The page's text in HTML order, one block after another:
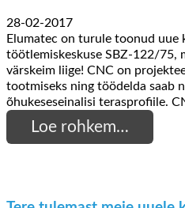
28-02-2017
Elumatec on turule toonud uue
töötlemiskeskuse SBZ-122/75,
värskeim liige! CNC on
tootmiseks ning töödelda saab
õhukeseseinalisi terasprofiile.
Loe rohkem…